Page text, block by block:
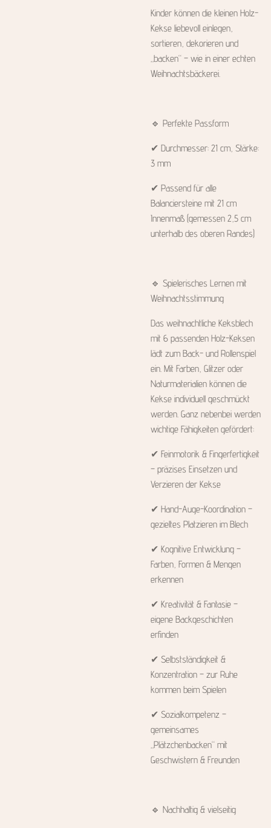
Kinder können die kleinen Holz-
Kekse liebevoll einlegen,
sortieren, dekorieren und
„backen“ – wie in einer echten
Weihnachtsbäckerei.
🔹 Perfekte Passform
✔ Durchmesser: 21 cm, Stärke:
3 mm
✔ Passend für alle
Balanciersteine mit 21 cm
Innenmaß (gemessen 2,5 cm
unterhalb des oberen Randes)
🔹 Spielerisches Lernen mit
Weihnachtsstimmung
Das weihnachtliche Keksblech
mit 6 passenden Holz-Keksen
lädt zum Back- und Rollenspiel
ein. Mit Farben, Glitzer oder
Naturmaterialien können die
Kekse individuell geschmückt
werden. Ganz nebenbei werden
wichtige Fähigkeiten gefördert:
✔ Feinmotorik & Fingerfertigkeit
– präzises Einsetzen und
Verzieren der Kekse
✔ Hand-Auge-Koordination –
gezieltes Platzieren im Blech
✔ Kognitive Entwicklung –
Farben, Formen & Mengen
erkennen
✔ Kreativität & Fantasie –
eigene Backgeschichten
erfinden
✔ Selbstständigkeit &
Konzentration – zur Ruhe
kommen beim Spielen
✔ Sozialkompetenz –
gemeinsames
„Plätzchenbacken“ mit
Geschwistern & Freunden
🔹 Nachhaltig & vielseitig